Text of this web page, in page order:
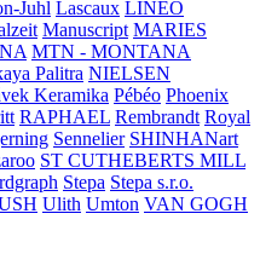
Juhl Lascaux LINEO
Manuscript MARIES
MTN - MONTANA
Palitra NIELSEN
Keramika Pébéo Phoenix
RAPHAEL Rembrandt Royal
Sennelier SHINHANart
ST CUTHEBERTS MILL
Stepa Stepa s.r.o.
Ulith Umton VAN GOGH